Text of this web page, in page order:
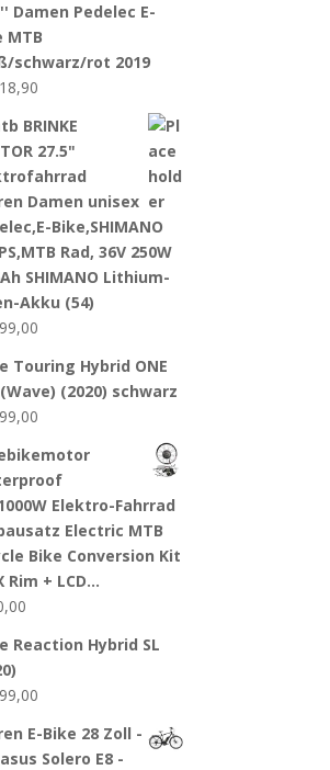
Damen Pedelec E-
MTB
schwarz/rot 2019
BRINKE
27.5"
Damen unisex
Bike,SHIMANO
Rad, 36V 250W
SHIMANO Lithium-
Akku (54)
Touring Hybrid ONE
(2020) schwarz
Elektro-Fahrrad
Electric MTB
Bike Conversion Kit
Rim + LCD…
Reaction Hybrid SL
E-Bike 28 Zoll -
Solero E8 -